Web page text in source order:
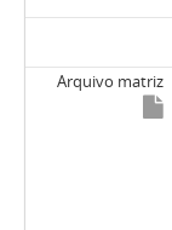
Arquivo matriz